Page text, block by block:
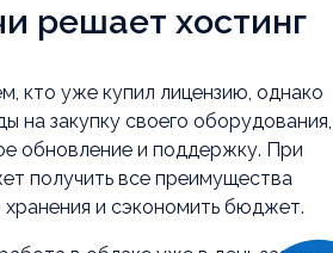
решает хостинг
кто уже купил лицензию, однако
на закупку своего оборудования,
обновление и поддержку. При
получить все преимущества
и сэкономить бюджет.